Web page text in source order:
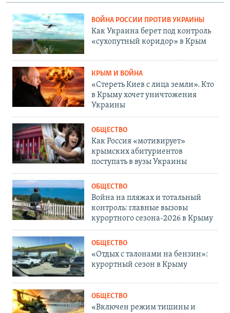
ВОЙНА РОССИИ ПРОТИВ УКРАИНЫ
Как Украина берет под контроль
«сухопутный коридор» в Крым
КРЫМ И ВОЙНА
«Стереть Киев с лица земли». Кто
в Крыму хочет уничтожения
Украины
ОБЩЕСТВО
Как Россия «мотивирует»
крымских абитуриентов
поступать в вузы Украины
ОБЩЕСТВО
Война на пляжах и тотальный
контроль: главные вызовы
курортного сезона-2026 в Крыму
ОБЩЕСТВО
«Отдых с талонами на бензин»:
курортный сезон в Крыму
ОБЩЕСТВО
«Включен режим тишины и